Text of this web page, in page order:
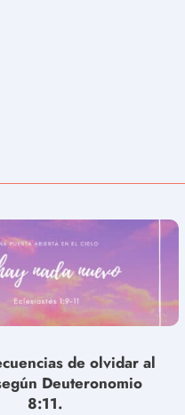
de olvidar al
Deuteronomio
8:11.